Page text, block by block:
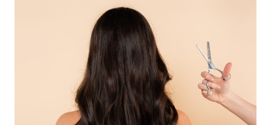
POUR
SES
ONGLES
CET
ÉTÉ
?